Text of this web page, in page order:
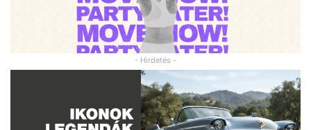
- Hirdetés -